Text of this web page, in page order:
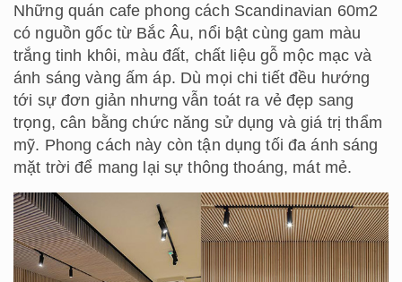
Những quán cafe phong cách Scandinavian 60m2
có nguồn gốc từ Bắc Âu, nổi bật cùng gam màu
trắng tinh khôi, màu đất, chất liệu gỗ mộc mạc và
ánh sáng vàng ấm áp. Dù mọi chi tiết đều hướng
tới sự đơn giản nhưng vẫn toát ra vẻ đẹp sang
trọng, cân bằng chức năng sử dụng và giá trị thẩm
mỹ. Phong cách này còn tận dụng tối đa ánh sáng
mặt trời để mang lại sự thông thoáng, mát mẻ.